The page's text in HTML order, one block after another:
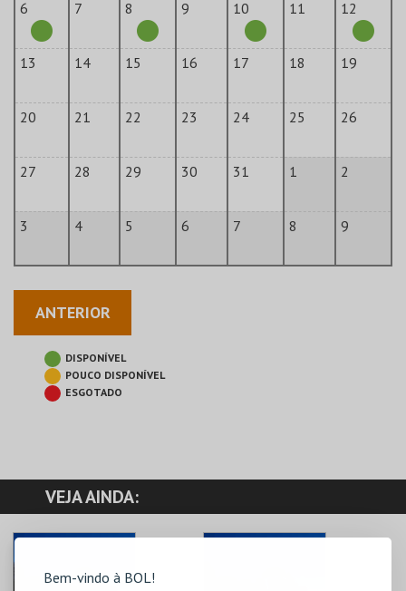
Bem-vindo à BOL!
6 7 8 9 10 11 12
13 14 15 16 17 18 19
20 21 22 23 24 25 26
27 28 29 30 31 1 2
3 4 5 6 7 8 9
ANTERIOR
DISPONÍVEL
POUCO DISPONÍVEL
ESGOTADO
VEJA AINDA: